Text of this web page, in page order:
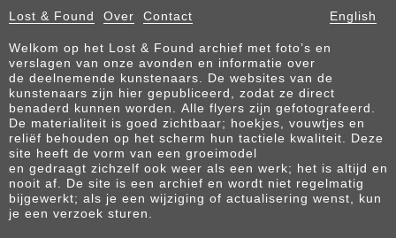
Lost & Found Over Contact English
Welkom op het Lost & Found archief met foto’s en
verslagen van onze avonden en informatie over
de deelnemende kunstenaars. De websites van de
kunstenaars zijn hier gepubliceerd, zodat ze direct
benaderd kunnen worden. Alle flyers zijn gefotografeerd.
De materialiteit is goed zichtbaar; hoekjes, vouwtjes en
reliëf behouden op het scherm hun tactiele kwaliteit. Deze
site heeft de vorm van een groeimodel
en gedraagt zichzelf ook weer als een werk; het is altijd en
nooit af. De site is een archief en wordt niet regelmatig
bijgewerkt; als je een wijziging of actualisering wenst, kun
je een verzoek sturen.